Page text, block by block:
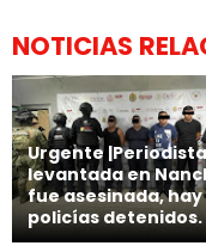
NOTICIAS
Urgente |Periodista
levantada en
fue asesinada, hay
policías detenidos.
🗣 “Las autoridades